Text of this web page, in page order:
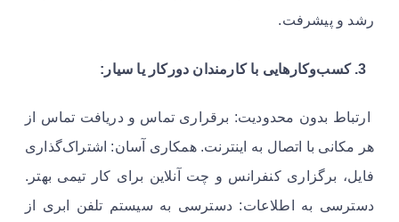
رشد و پیشرفت.
ارتباط بدون محدودیت: برقراری تماس و دریافت تماس از
هر مکانی با اتصال به اینترنت. همکاری آسان: اشتراک‌گذاری
فایل، برگزاری کنفرانس و چت آنلاین برای کار تیمی بهتر.
دسترسی به اطلاعات: دسترسی به سیستم تلفن ابری از